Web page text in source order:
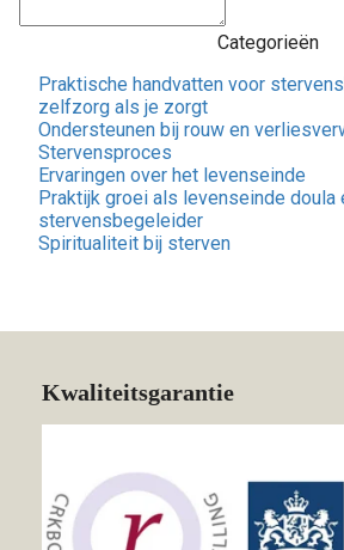
Categorieën
Praktische handvatten voor
zelfzorg als je zorgt
Ondersteunen bij rouw en
Stervensproces
Ervaringen over het levenseinde
Praktijk groei als levenseinde doula
stervensbegeleider
Spiritualiteit bij sterven
Kwaliteitsgarantie